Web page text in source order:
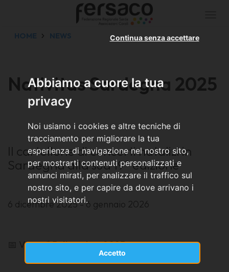
Abbiamo a cuore la tua
privacy
Noi usiamo i cookies e altre tecniche di
tracciamento per migliorare la tua
esperienza di navigazione nel nostro sito,
per mostrarti contenuti personalizzati e
annunci mirati, per analizzare il traffico sul
nostro sito, e per capire da dove arrivano i
nostri visitatori.
Accetto
Continua senza accettare
HOME NEWS
Nativitas Sardegna 2025
Il cartellone di concerti natalizi in
Sardegna alla sua 19° edizione
6 dicembre 2025 - 6 gennaio 2026
📅 Venerdì5 dicembre 2025